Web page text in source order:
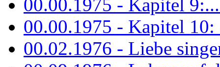
00.00.1975 - Kapitel
00.00.1975 - Kapitel
00.02.1976 - Liebe